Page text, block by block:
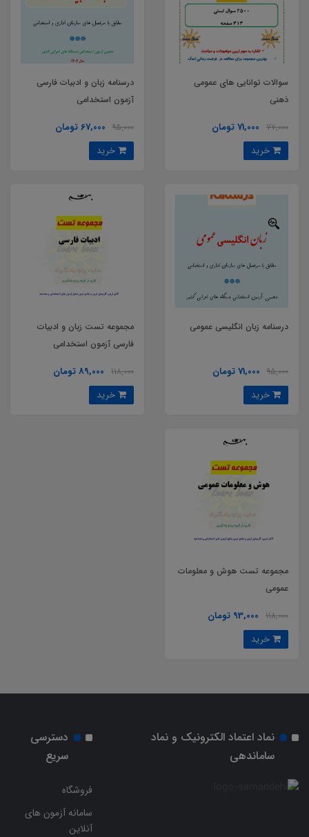
سوالات توانايی های عمومی
ذهنی
77,000 71,000 تومان
درسنامه زبان و ادبیات فارسی
آزمون استخدامی
95,000 67,000 تومان
درسنامه زبان انگلیسی عمومی
95,000 71,000 تومان
مجموعه تست زبان و ادبیات
فارسی آزمون استخدامی
118,000 89,000 تومان
مجموعه تست هوش و معلومات
عمومی
118,000 93,000 تومان
نماد اعتماد الکترونیک و نماد
ساماندهی
دسترسی
سریع
فروشگاه
سامانه آزمون های
آنلاین